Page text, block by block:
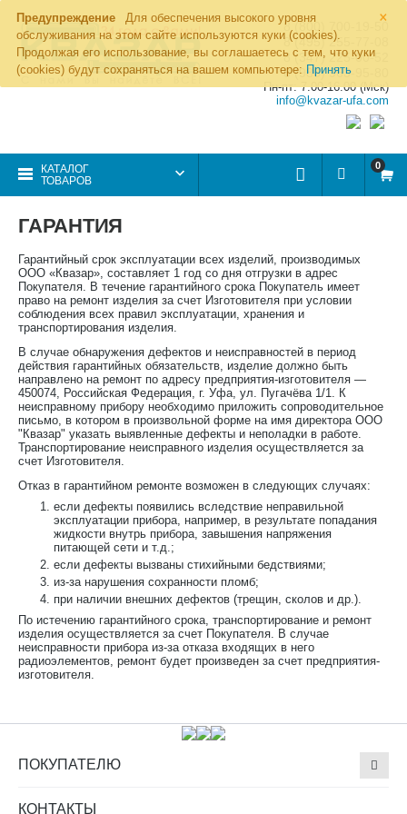
×
Предупреждение
Для обеспечения высокого уровня
обслуживания на этом сайте используются куки (cookies).
Продолжая его использование, вы соглашаетесь с тем, что куки
(cookies) будут сохраняться на вашем компьютере: Принять
8 (800) 700-19-50
8 (495) 255-77-08
8 (347) 225-00-52
8 (986) 963-95-80
Пн-пт: 7.00-16.00 (Мск)
info@kvazar-ufa.com
КАТАЛОГ
ТОВАРОВ
0
ГАРАНТИЯ
Гарантийный срок эксплуатации всех изделий, производимых
ООО «Квазар», составляет 1 год со дня отгрузки в адрес
Покупателя. В течение гарантийного срока Покупатель имеет
право на ремонт изделия за счет Изготовителя при условии
соблюдения всех правил эксплуатации, хранения и
транспортирования изделия.
В случае обнаружения дефектов и неисправностей в период
действия гарантийных обязательств, изделие должно быть
направлено на ремонт по адресу предприятия-изготовителя —
450074, Российская Федерация, г. Уфа, ул. Пугачёва 1/1. К
неисправному прибору необходимо приложить сопроводительное
письмо, в котором в произвольной форме на имя директора ООО
"Квазар" указать выявленные дефекты и неполадки в работе.
Транспортирование неисправного изделия осуществляется за
счет Изготовителя.
Отказ в гарантийном ремонте возможен в следующих случаях:
если дефекты появились вследствие неправильной
эксплуатации прибора, например, в результате попадания
жидкости внутрь прибора, завышения напряжения
питающей сети и т.д.;
если дефекты вызваны стихийными бедствиями;
из-за нарушения сохранности пломб;
при наличии внешних дефектов (трещин, сколов и др.).
По истечению гарантийного срока, транспортирование и ремонт
изделия осуществляется за счет Покупателя. В случае
неисправности прибора из-за отказа входящих в него
радиоэлементов, ремонт будет произведен за счет предприятия-
изготовителя.
ПОКУПАТЕЛЮ
КОНТАКТЫ